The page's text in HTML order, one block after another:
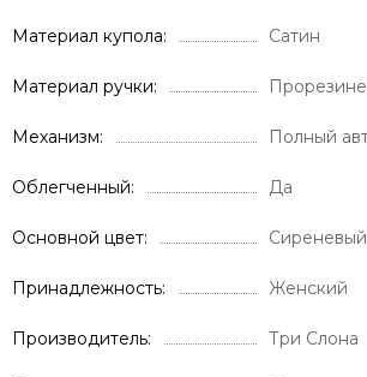
Материал купола Сатин
Материал ручки
Механизм Полный
Облегченный Да
Основной цвет Сиреневый
Принадлежность Женский
Производитель Три Слона